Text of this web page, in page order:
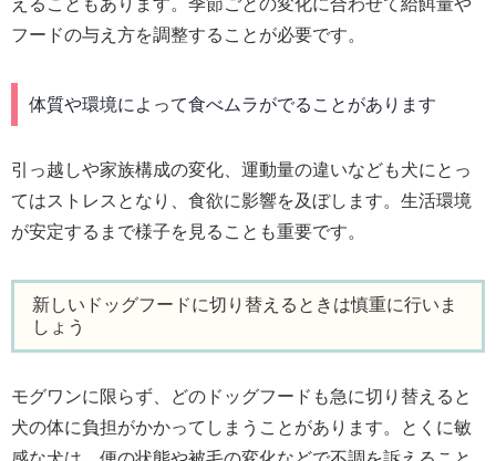
えることもあります。季節ごとの変化に合わせて給餌量や
フードの与え方を調整することが必要です。
体質や環境によって食べムラがでることがあります
引っ越しや家族構成の変化、運動量の違いなども犬にとっ
てはストレスとなり、食欲に影響を及ぼします。生活環境
が安定するまで様子を見ることも重要です。
新しいドッグフードに切り替えるときは慎重に行いま
しょう
モグワンに限らず、どのドッグフードも急に切り替えると
犬の体に負担がかかってしまうことがあります。とくに敏